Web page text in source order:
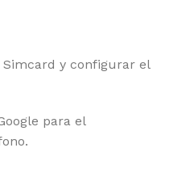
y configurar el
para el